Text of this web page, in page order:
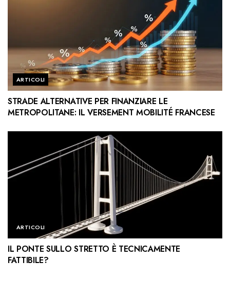
ARTICOLI
STRADE ALTERNATIVE PER FINANZIARE LE
METROPOLITANE: IL VERSEMENT MOBILITÉ FRANCESE
ARTICOLI
IL PONTE SULLO STRETTO È TECNICAMENTE
FATTIBILE?